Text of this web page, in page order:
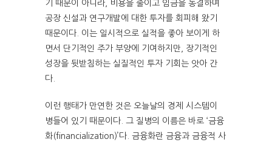
기 때문이 아니라, 비용을 줄이고 임금을 동결하며
공장 신설과 연구개발에 대한 투자를 회피해 왔기
때문이다. 이는 일시적으로 실적을 좋아 보이게 하
면서 단기적인 주가 부양에 기여하지만, 장기적인
성장을 뒷받침하는 실질적인 투자 기회는 앗아 간
다.
이런 행태가 만연한 것은 오늘날의 경제 시스템이
병들어 있기 때문이다. 그 질병의 이름은 바로 ‘금융
화(financialization)’다. 금융화란 금융과 금융적 사